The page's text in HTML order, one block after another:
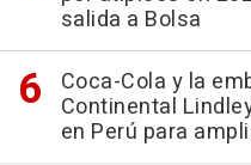
salida a Bolsa
Coca-Cola y la
Continental
en Perú para